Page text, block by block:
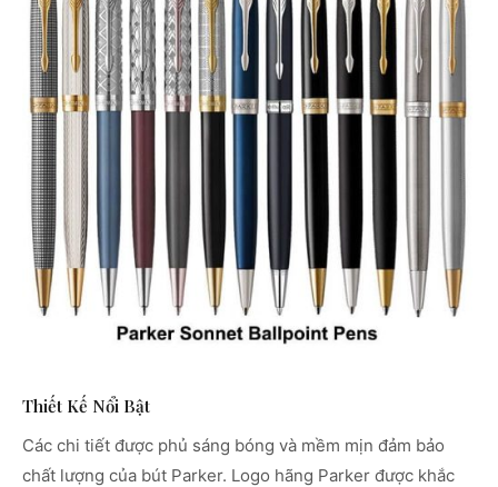
Thiết Kế Nổi Bật
Các chi tiết được phủ sáng bóng và mềm mịn đảm bảo
chất lượng của bút Parker. Logo hãng Parker được khắc